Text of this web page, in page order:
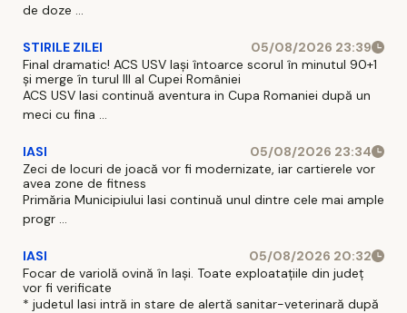
de doze ...
STIRILE ZILEI
05/08/2026 23:39
Final dramatic! ACS USV Iași întoarce scorul în minutul 90+1
și merge în turul III al Cupei României
ACS USV Iasi continuă aventura in Cupa Romaniei după un
meci cu fina ...
IASI
05/08/2026 23:34
Zeci de locuri de joacă vor fi modernizate, iar cartierele vor
avea zone de fitness
Primăria Municipiului Iasi continuă unul dintre cele mai ample
progr ...
IASI
05/08/2026 20:32
Focar de variolă ovină în Iași. Toate exploatațiile din județ
vor fi verificate
* judetul Iasi intră in stare de alertă sanitar-veterinară după